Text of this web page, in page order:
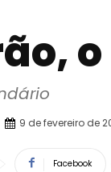
9 de fevereiro de
Facebook